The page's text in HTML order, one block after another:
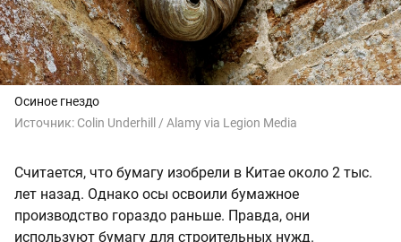
Осиное гнездо
Источник: Colin Underhill / Alamy via Legion Media
Считается, что бумагу изобрели в Китае около 2 тыс.
лет назад. Однако осы освоили бумажное
производство гораздо раньше. Правда, они
используют бумагу для строительных нужд.